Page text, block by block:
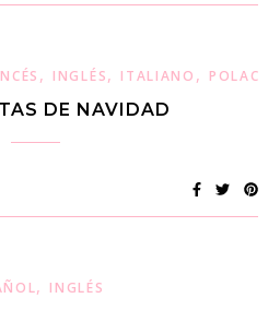
, INGLÉS, ITALIANO , POLACO
DE NAVIDAD
, INGLÉS